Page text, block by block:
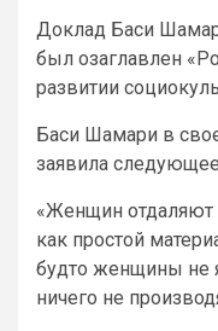
Доклад Баси
был озаглавлен
развитии
Баси Шамари в
заявила
«Женщин отдаляют
как простой
будто женщины не
ничего не